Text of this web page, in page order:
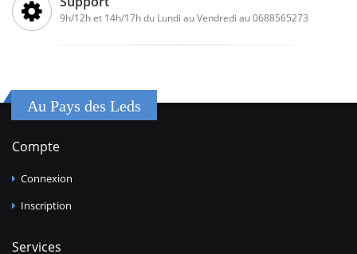
9h/12h et 14h/17h du Lundi au Vendredi au 0688565273
Au Pays des Leds
Compte
Connexion
Inscription
Services